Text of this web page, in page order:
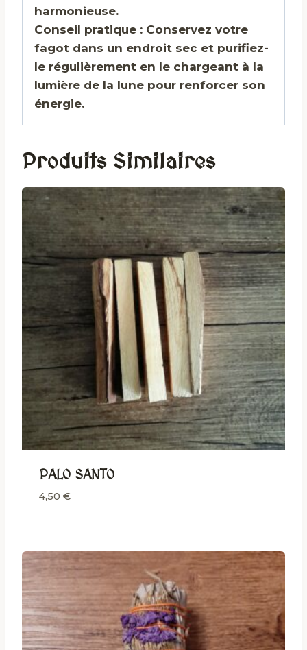
harmonieuse.
Conseil pratique : Conservez votre
fagot dans un endroit sec et purifiez-
le régulièrement en le chargeant à la
lumière de la lune pour renforcer son
énergie.
Produits Similaires
PALO SANTO
4,50 €